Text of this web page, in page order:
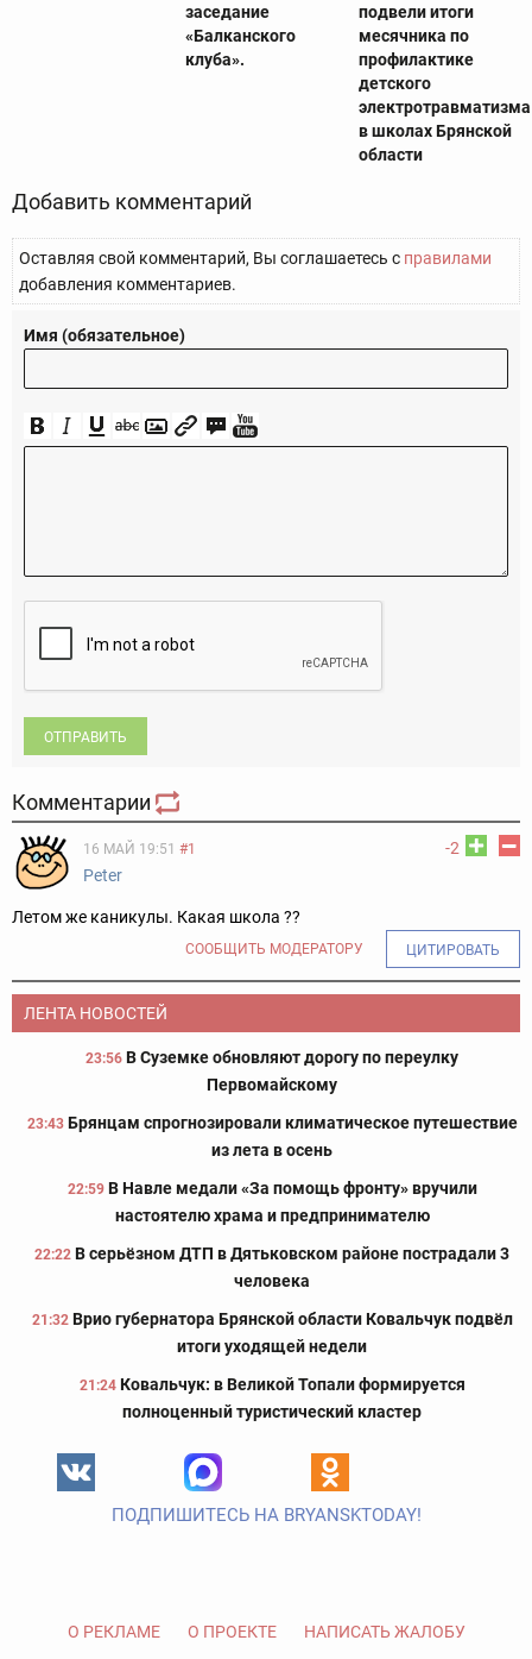
заседание
«Балканского
клуба».
подвели итоги
месячника по
профилактике
детского
электротравматизма
в школах Брянской
области
Добавить комментарий
Оставляя свой комментарий, Вы соглашаетесь с правилами
добавления комментариев.
Имя (обязательное)
ОТПРАВИТЬ
Комментарии
-2
16 МАЙ 19:51 #1
Peter
Летом же каникулы. Какая школа ??
СООБЩИТЬ МОДЕРАТОРУ ЦИТИРОВАТЬ
ЛЕНТА НОВОСТЕЙ
23:56 В Суземке обновляют дорогу по переулку
Первомайскому
23:43 Брянцам спрогнозировали климатическое путешествие
из лета в осень
22:59 В Навле медали «За помощь фронту» вручили
настоятелю храма и предпринимателю
22:22 В серьёзном ДТП в Дятьковском районе пострадали 3
человека
21:32 Врио губернатора Брянской области Ковальчук подвёл
итоги уходящей недели
21:24 Ковальчук: в Великой Топали формируется
полноценный туристический кластер
ПОДПИШИТЕСЬ НА BRYANSKTODAY!
О РЕКЛАМЕ О ПРОЕКТЕ НАПИСАТЬ ЖАЛОБУ